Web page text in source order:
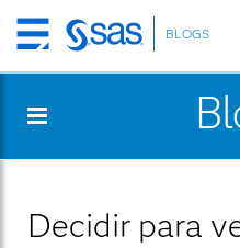
Skip
to
content
BLOGS
Decidir para